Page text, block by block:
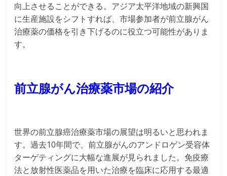
向上させることができる。アジア太平洋地域の新興国
に生産施設をシフトすれば、市場参加者が前立腺がん
治療薬の価格を引き下げるのに役立つ可能性がありま
す。
前立腺がん治療薬市場の紹介
世界の前立腺癌治療薬市場の展望は明るいと思われま
す。過去10年間で、前立腺がんのアンドロゲン受容体
ターゲティングに大幅な進展が見られました。免疫療
法と放射性医薬品を用いた治療を臨床に応用する最適